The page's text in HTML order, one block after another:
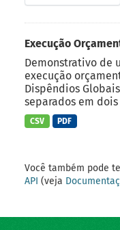
Execução
Demonstrativo de
execução
Dispêndios
separados em
CSV PDF
Você também pode
API (veja